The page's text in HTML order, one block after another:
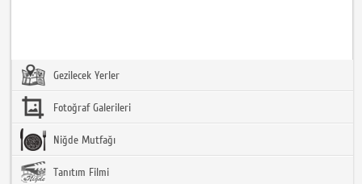
Gezilecek Yerler
Fotoğraf Galerileri
Niğde Mutfağı
Tanıtım Filmi